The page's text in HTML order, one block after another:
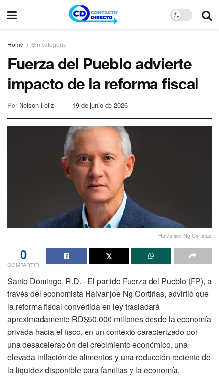
Home Sin categoría
Fuerza del Pueblo advierte
impacto de la reforma fiscal
Por Nelson Feliz 19 de junio de 2026
Haivanjoe Ng Cortiñas
0
COMPARTIR
Santo Domingo, R.D.– El partido Fuerza del Pueblo (FP), a
través del economista Haivanjoe Ng Cortiñas, advirtió que
la reforma fiscal convertida en ley trasladará
aproximadamente RD$50,000 millones desde la economía
privada hacia el fisco, en un contexto caracterizado por
una desaceleración del crecimiento económico, una
elevada inflación de alimentos y una reducción reciente de
la liquidez disponible para familias y la economía.